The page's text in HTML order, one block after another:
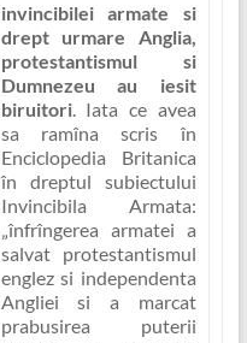
invincibilei armate si
drept urmare Anglia,
protestantismul si
Dumnezeu au iesit
biruitori. Iata ce avea
sa ramîna scris în
Enciclopedia Britanica
în dreptul subiectului
Invincibila Armata:
„înfrîngerea armatei a
salvat protestantismul
englez si independenta
Angliei si a marcat
prabusirea puterii